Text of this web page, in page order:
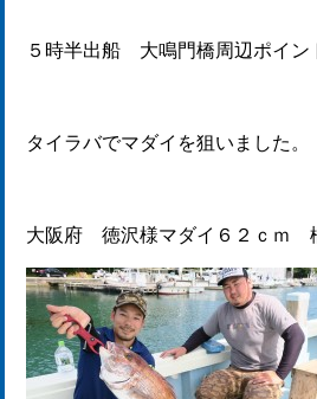
５時半出船 大鳴門橋周辺ポイン
タイラバでマダイを狙いました。
大阪府 徳沢様マダイ６２ｃｍ